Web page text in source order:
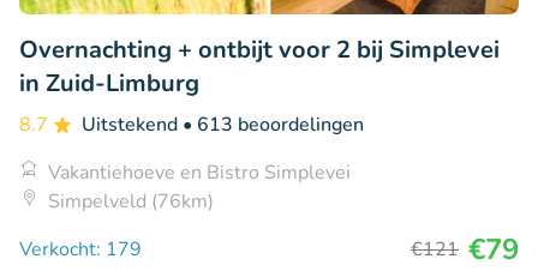
Overnachting + ontbijt voor 2 bij Simplevei
in Zuid-Limburg
8.7 Uitstekend • 613 beoordelingen
Vakantiehoeve en Bistro Simplevei
Simpelveld (76km)
Verkocht: 179
€121 €79